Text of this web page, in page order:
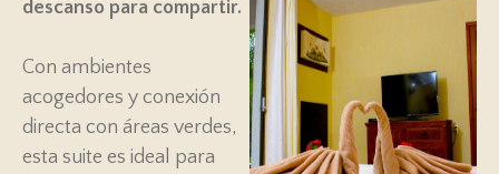
descanso para compartir.
Con ambientes
acogedores y conexión
directa con áreas verdes,
esta suite es ideal para